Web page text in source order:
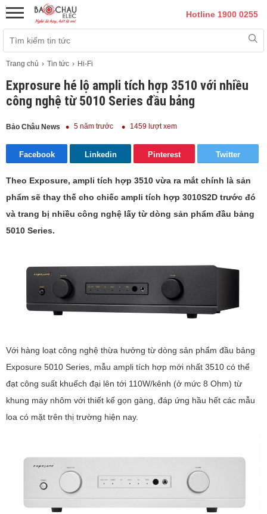
Hotline 1900 0255
Trang chủ Tin tức Hi-Fi
Exprosure hé lộ ampli tích hợp 3510 với nhiều
công nghệ từ 5010 Series đầu bảng
Bảo Châu News 5 năm trước 1459 lượt xem
Facebook Linkedin Pinterest Twitter
Theo Exposure, ampli tích hợp 3510 vừa ra mắt chính là sản
phẩm sẽ thay thế cho chiếc ampli tích hợp 3010S2D trước đó
và trang bị nhiều công nghệ lấy từ dòng sản phẩm đầu bảng
5010 Series.
Với hàng loạt công nghệ thừa hưởng từ dòng sản phẩm đầu bảng
Exposure 5010 Series, mẫu ampli tích hợp mới nhất 3510 có thể
đạt công suất khuếch đại lên tới 110W/kênh (ở mức 8 Ohm) từ
khung máy nhôm với thiết kế gọn gàng, đáp ứng hầu hết các mẫu
loa có mặt trên thị trường hiện nay.